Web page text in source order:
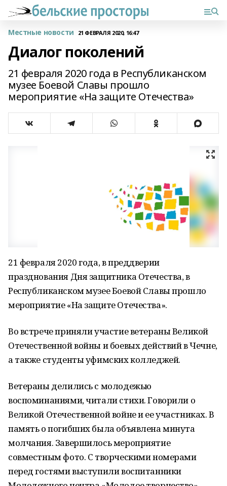
Местные новости 21 ФЕВРАЛЯ 2020, 16:47
Диалог поколений
21 февраля 2020 года в Республиканском
музее Боевой Славы прошло
мероприятие «На защите Отечества»
21 февраля 2020 года, в преддверии
празднования Дня защитника Отечества, в
Республиканском музее Боевой Славы прошло
мероприятие «На защите Отечества».
Во встрече приняли участие ветераны Великой
Отечественной войны и боевых действий в Чечне,
а также студенты уфимских колледжей.
Ветераны делились с молодежью
воспоминаниями, читали стихи. Говорили о
Великой Отечественной войне и ее участниках. В
память о погибших была объявлена минута
молчания. Завершилось мероприятие
совместным фото. С творческими номерами
перед гостями выступили воспитанники